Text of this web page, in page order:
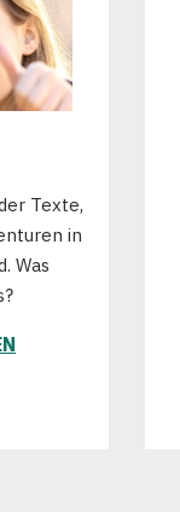
Texte,
in
Was